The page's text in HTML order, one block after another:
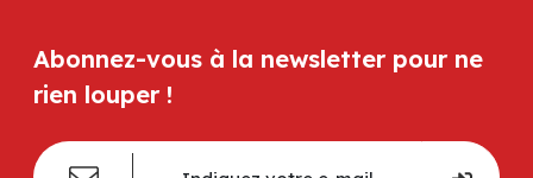
Abonnez-vous à la newsletter pour ne
rien louper !